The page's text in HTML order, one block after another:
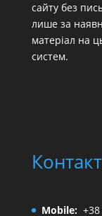
сайту без
лише за
матеріал на
систем.
Mobile: